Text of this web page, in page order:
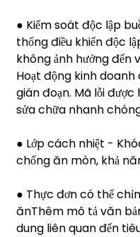
● Kiểm soát độc lập
thống điều khiển độc
không ảnh hưởng đến
Hoạt động kinh
gián đoạn. Mã lỗi
sửa chữa nhanh
● Lớp cách nhiệt -
chống ăn mòn, khả
● Thực đơn có thể
ănThêm mô tả văn
dung liên quan đến